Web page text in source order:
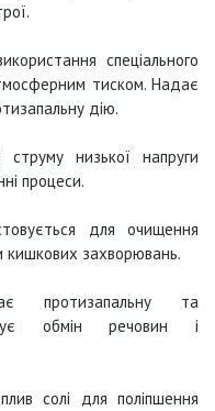
спеціального
тиском. Надає
дію.
низької напруги
процеси.
для очищення
кишкових захворювань.
протизапальну та
обмін речовин і
солі для поліпшення